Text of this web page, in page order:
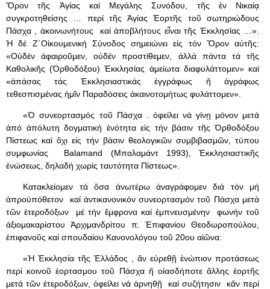
Ὅρον τῆς Ἁγίας καί Μεγάλης Συνόδου, τῆς ἐν Νικαίᾳ
συγκροτηθείσης … περί τῆς Ἁγίας Ἑορτῆς τοῦ σωτηριώδους
Πάσχα , ἀκοινωνήτους καί ἀποβλήτους εἶναι τῆς Ἐκκλησίας …».
Ἡ δέ Ζ΄Οἰκουμενική Σύνοδος σημειώνει εἰς τόν Ὅρον αὐτῆς:
«Οὐδέν ἀφαιροῦμεν, οὐδέν προστίθεμεν, ἀλλά πάντα τά τῆς
Καθολικῆς (Ὀρθοδόξου) Ἐκκλησίας ἀμείωτα διαφυλάττομεν» καί
«ἁπάσας τάς Ἐκκλησιαστικάς ἐγγράφως ἤ ἀγράφως
τεθεσπισμένας ἡμῖν Παραδόσεις ἀκαινοτομήτως φυλάττομεν».
«Ὁ συνεορτασμός τοῦ Πάσχα . ὀφείλει νά γίνῃ μόνον μετά
ἀπό ἀπόλυτη δογματική ἑνότητα εἰς τήν βάσιν τῆς Ὀρθοδόξου
Πίστεως καί ὄχι εἰς τήν βάσιν θεολογικῶν συμβιβασμῶν, τύπου
συμφωνίας Balamand (Μπαλαμάντ 1993), Ἐκκλησιαστικῆς
ἑνώσεως, δηλαδή χωρίς ταυτότητα Πίστεως».
Κατακλείομεν τά ὅσα ἀνωτέρω ἀναγράφομεν διά τόν μή
ἀπροϋπόθετον καί ἀντικανονικόν συνεορτασμόν τοῦ Πάσχα μετά
τῶν ἑτεροδόξων μέ τήν ἔμφρονα καί ἐμπνευσμένην φωνήν τοῦ
ἀξιομακαρίστου Ἀρχιμανδρίτου π. Ἐπιφανίου Θεοδωροπούλου,
ἐπιφανοῦς καί σπουδαίου Κανονολόγου τοῦ 20ου αἰῶνα:
«Ἡ Ἐκκλησία τῆς Ἑλλάδος , ἄν εὑρεθῇ ἐνώπιον προτάσεως
περί κοινοῦ ἑορτασμου τοῦ Πάσχα ἤ οἱασδήποτε ἄλλης ἑορτῆς
μετά τῶν ἑτεροδόξων, ὀφείλει νά ἀρνηθῇ καί συζήτησιν κἄν περί